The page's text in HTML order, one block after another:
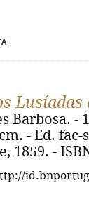
Lusíadas
Barbosa. -
- Ed.
1859. -